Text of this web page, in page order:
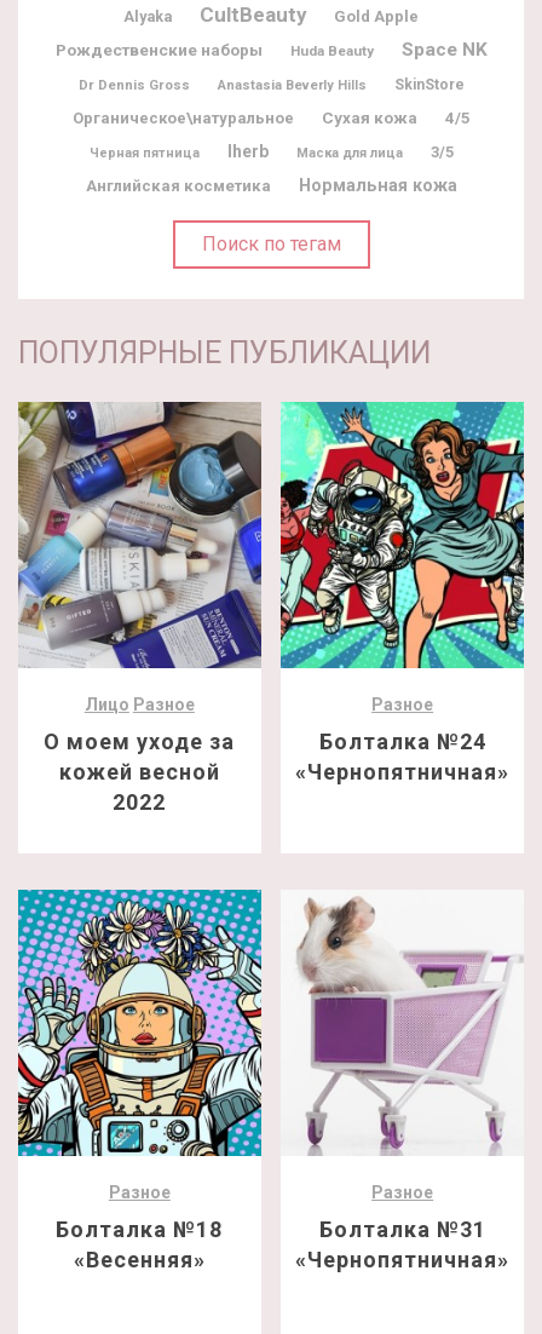
Alyaka CultBeauty Gold Apple
Рождественские наборы Huda Beauty Space NK
Dr Dennis Gross Anastasia Beverly Hills SkinStore
Органическое\натуральное Сухая кожа 4/5
Черная пятница Iherb Маска для лица
3/5
Английская косметика
Нормальная кожа
Поиск по тегам
ПОПУЛЯРНЫЕ ПУБЛИКАЦИИ
Лицо Разное
О моем уходе за
кожей весной
2022
Разное
Болталка №24
«Чернопятничная»
Разное
Болталка №18
«Весенняя»
Разное
Болталка №31
«Чернопятничная»